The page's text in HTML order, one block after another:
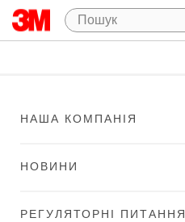
НАША КОМПАНІЯ
НОВИНИ
РЕГУЛЯТОРНІ ПИТАННЯ